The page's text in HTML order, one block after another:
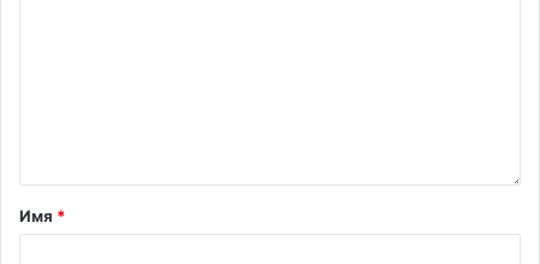
Имя *